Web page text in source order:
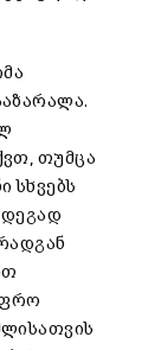
თუმცა
სხვებს